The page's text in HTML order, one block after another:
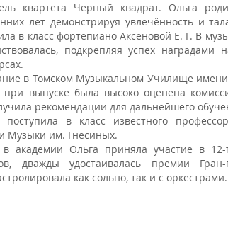
квартета Черный квадрат. Ольга
лет демонстрируя увлечённость и
в класс фортепиано Аксеновой Е. Г. В
подкрепляя успех наградами
в Томском Музыкальном Училище имени
выпуске была высоко оценена
рекомендации для дальнейшего
в класс известного
Музыки им. Гнесиных.
академии Ольга приняла участие в 12-
дважды удостаивалась премии
как сольно, так и с оркестрами.